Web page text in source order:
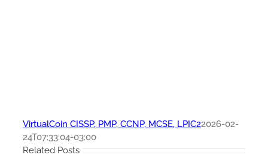
VirtualCoin CISSP, PMP, CCNP, MCSE, LPIC22026-02-
24T07:33:04-03:00
Related Posts